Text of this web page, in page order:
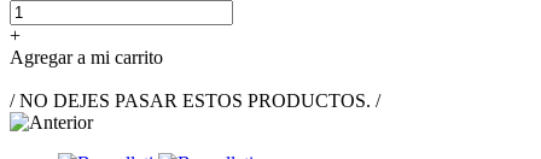
+
Agregar a mi carrito
/ NO DEJES PASAR ESTOS PRODUCTOS. /